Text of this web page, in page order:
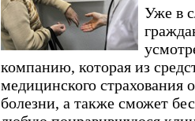
Уже в
компанию, которая из
медицинского страхования
болезни, а также сможет